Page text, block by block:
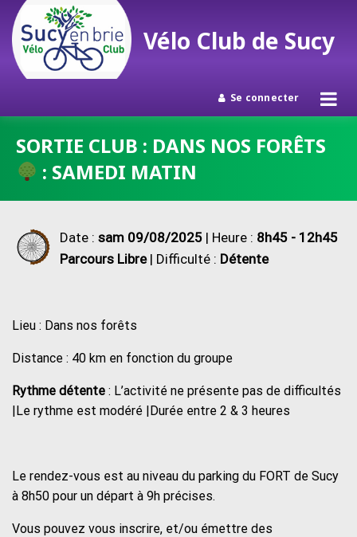
contenu
Vélo Club de Sucy
Se connecter
SORTIE CLUB : DANS NOS FORÊTS
: SAMEDI MATIN
Date : sam 09/08/2025 | Heure : 8h45 - 12h45
Parcours Libre| Difficulté : Détente
Lieu : Dans nos forêts
Distance : 40 km en fonction du groupe
Rythme détente : L’activité ne présente pas de difficultés
|Le rythme est modéré |Durée entre 2 & 3 heures
Le rendez-vous est au niveau du parking du FORT de Sucy
à 8h50 pour un départ à 9h précises.
Vous pouvez vous inscrire, et/ou émettre des